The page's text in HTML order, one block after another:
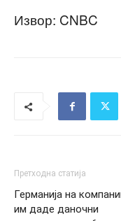
Извор: CNBC
Претходна статија
Германија на
им даде даночни